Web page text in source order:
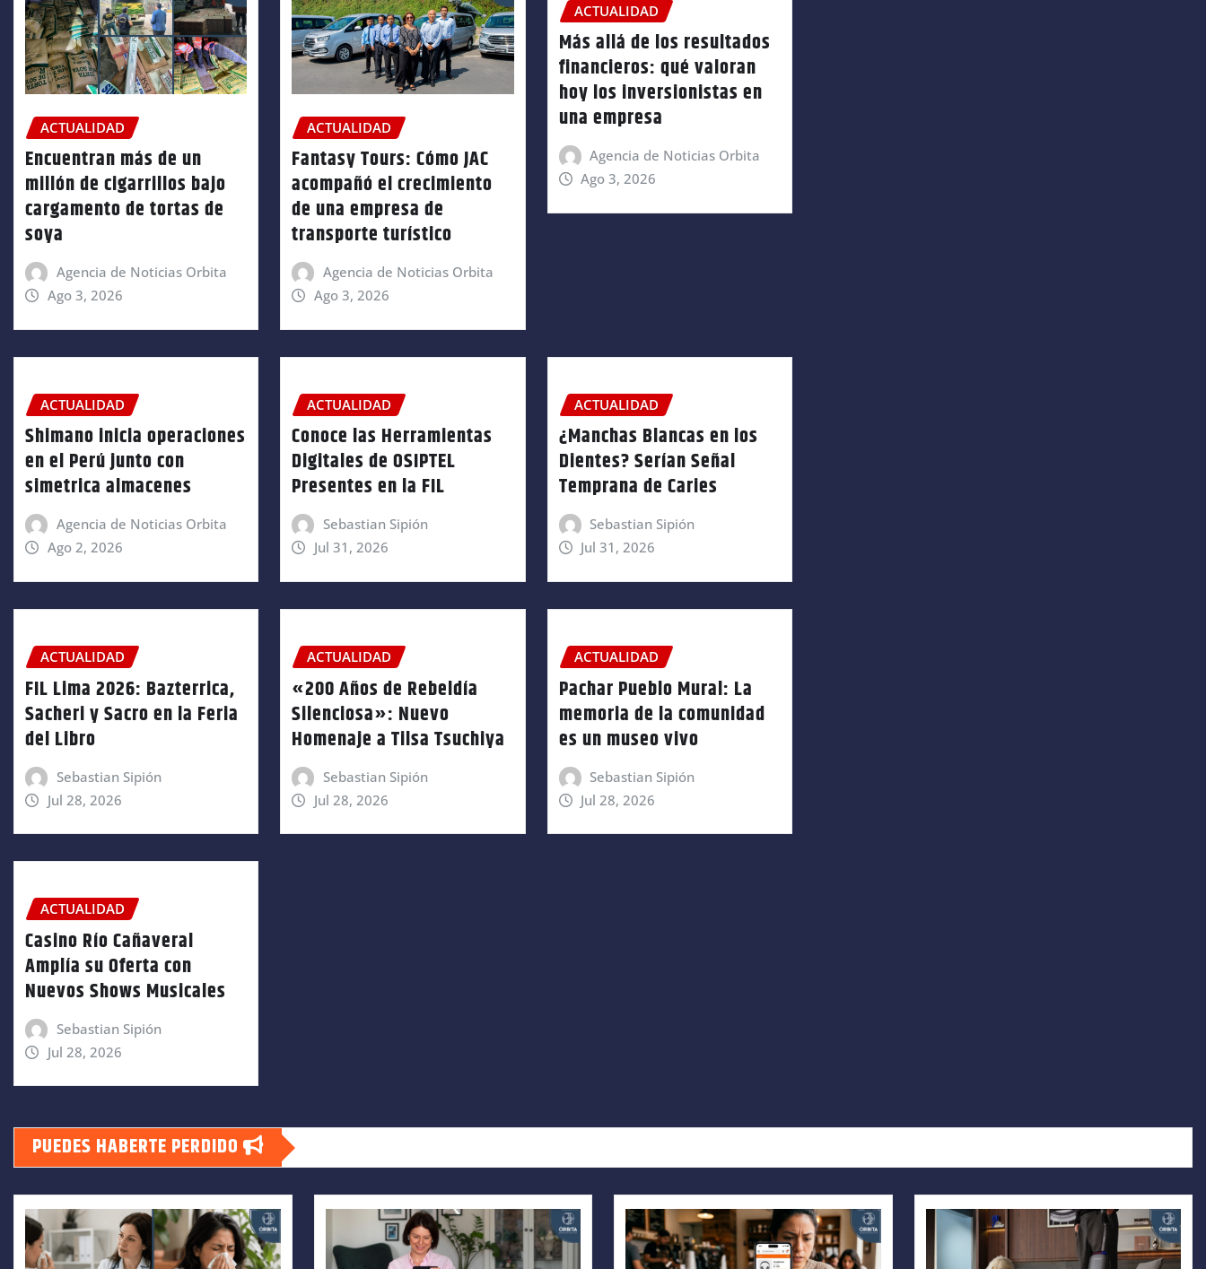
ACTUALIDAD
Encuentran más de un
millón de cigarrillos bajo
cargamento de tortas de
soya
Agencia de Noticias Orbita
Ago 3, 2026
ACTUALIDAD
Fantasy Tours: Cómo JAC
acompañó el crecimiento
de una empresa de
transporte turístico
Agencia de Noticias Orbita
Ago 3, 2026
ACTUALIDAD
Más allá de los resultados
financieros: qué valoran
hoy los inversionistas en
una empresa
Agencia de Noticias Orbita
Ago 3, 2026
ACTUALIDAD
Shimano inicia operaciones
en el Perú junto con
simetrica almacenes
Agencia de Noticias Orbita
Ago 2, 2026
ACTUALIDAD
Conoce las Herramientas
Digitales de OSIPTEL
Presentes en la FIL
Sebastian Sipión
Jul 31, 2026
ACTUALIDAD
¿Manchas Blancas en los
Dientes? Serían Señal
Temprana de Caries
Sebastian Sipión
Jul 31, 2026
ACTUALIDAD
FIL Lima 2026: Bazterrica,
Sacheri y Sacro en la Feria
del Libro
Sebastian Sipión
Jul 28, 2026
ACTUALIDAD
«200 Años de Rebeldía
Silenciosa»: Nuevo
Homenaje a Tilsa Tsuchiya
Sebastian Sipión
Jul 28, 2026
ACTUALIDAD
Pachar Pueblo Mural: La
memoria de la comunidad
es un museo vivo
Sebastian Sipión
Jul 28, 2026
ACTUALIDAD
Casino Río Cañaveral
Amplía su Oferta con
Nuevos Shows Musicales
Sebastian Sipión
Jul 28, 2026
PUEDES HABERTE PERDIDO